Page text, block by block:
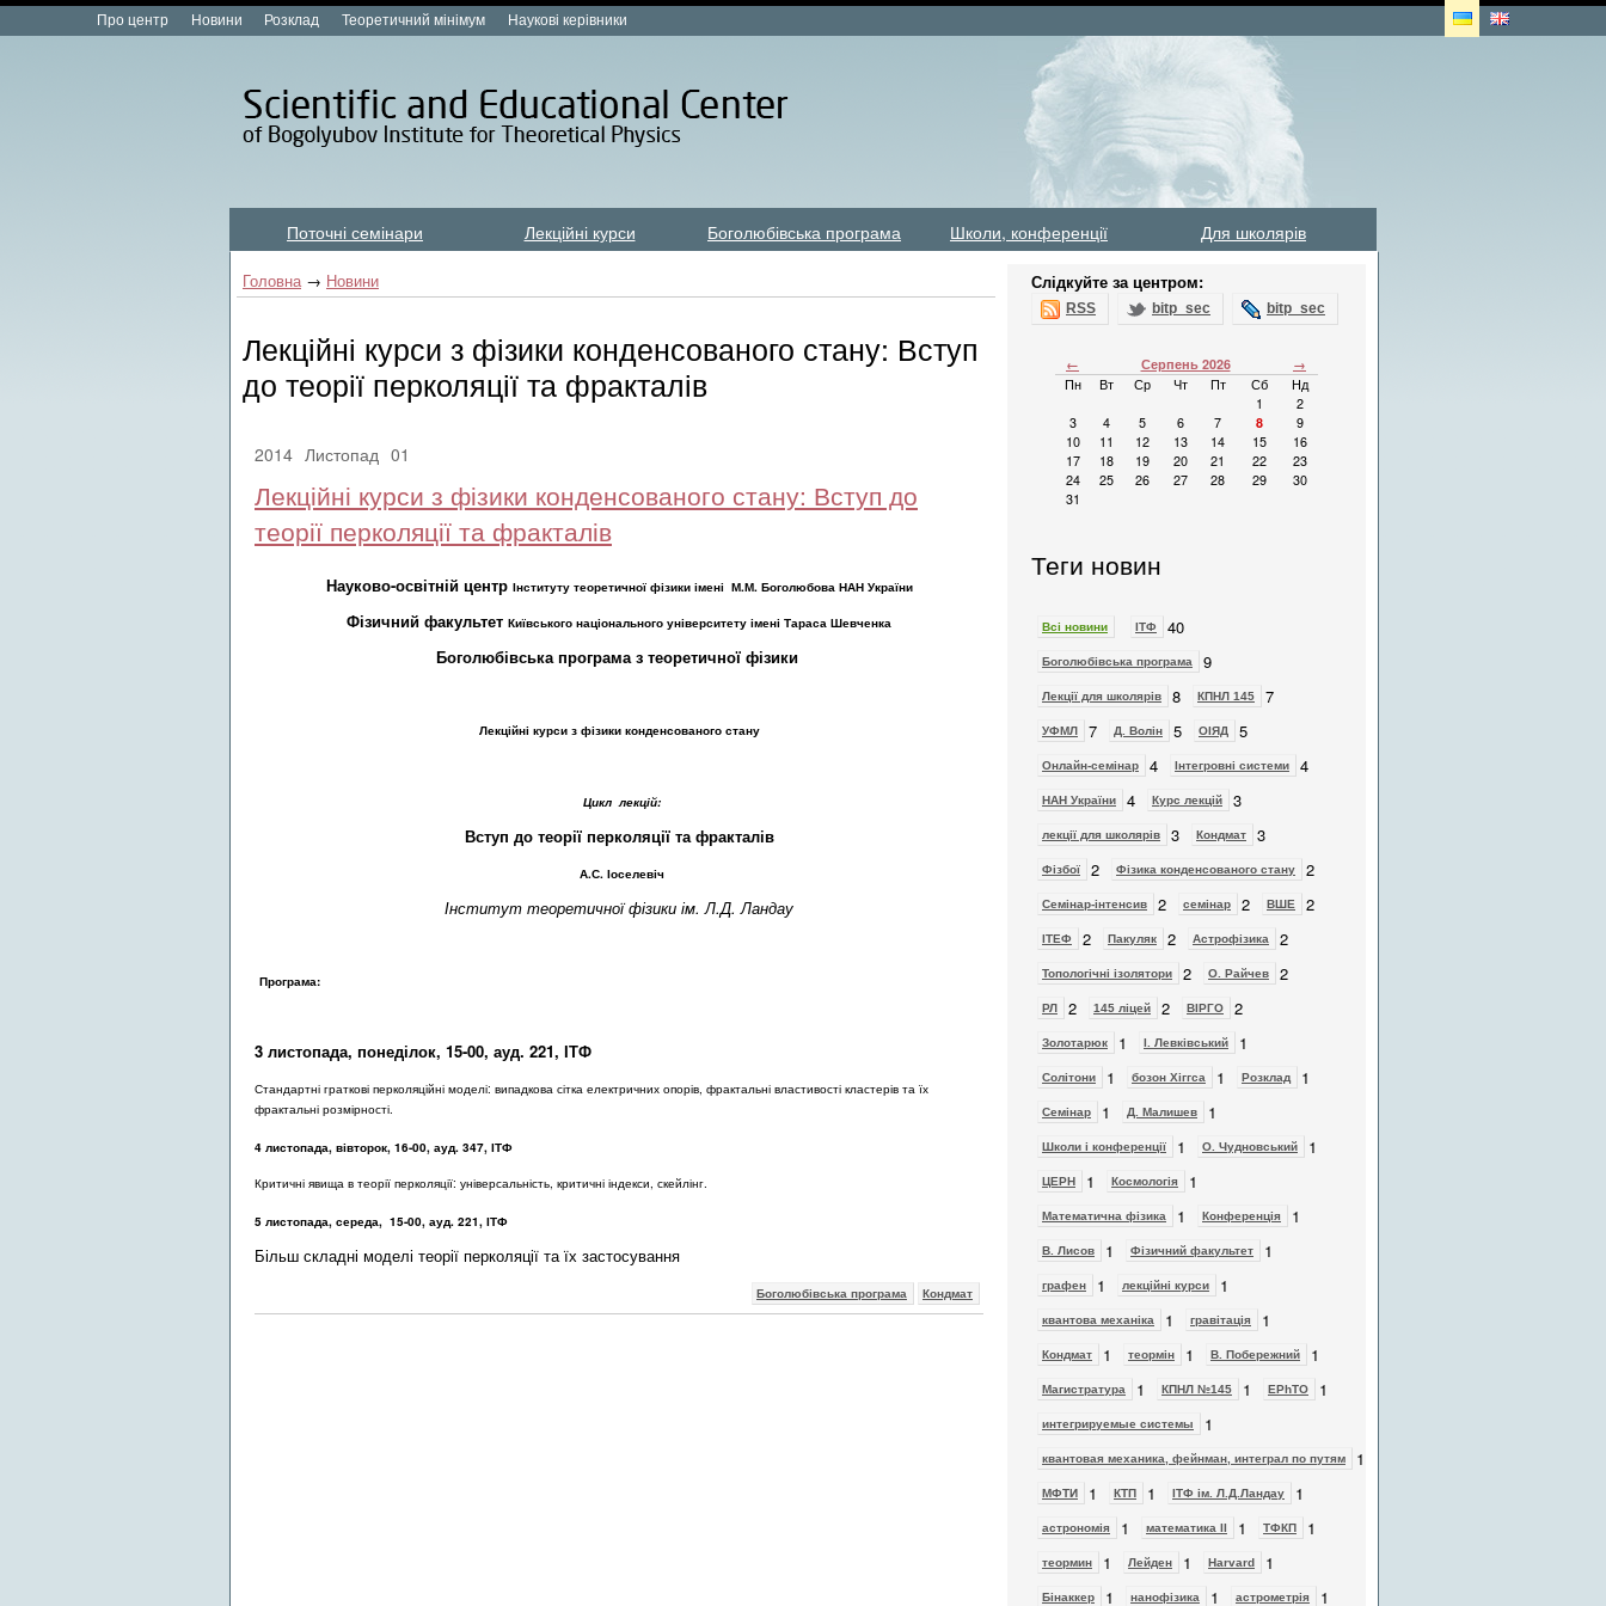
Про центр Новини Розклад Теоретичний мінімум Наукові керівники
Поточні семінари Лекційні курси Боголюбівська програма Школи, конференції
Для школярів
Головна→ Новини
Лекційні курси з фізики конденсованого стану: Вступ
до теорії перколяції та фракталів
2014 Листопад 01
Лекційні курси з фізики конденсованого стану: Вступ до
теорії перколяції та фракталів
Науково-освітній центр Інституту теоретичної фізики імені М.М. Боголюбова НАН України
Фізичний факультет Київського національного університету імені Тараса Шевченка
Боголюбівська програма з теоретичної фізики
Лекційні курси з фізики конденсованого стану
Цикл лекцій:
Вступ до теорії перколяції та фракталів
А.С. Іоселевіч
Інститут теоретичної фізики ім. Л.Д. Ландау
Програма:
3 листопада, понеділок, 15-00, ауд. 221, ІТФ
Стандартні граткові перколяційні моделі: випадкова сітка електричних опорів, фрактальні властивості кластерів та їх
фрактальні розмірності.
4 листопада, вівторок, 16-00, ауд. 347, ІТФ
Критичні явища в теорії перколяції: універсальність, критичні індекси, скейлінг.
5 листопада, середа, 15-00, ауд. 221, ІТФ
Більш складні моделі теорії перколяції та їх застосування
Боголюбівська програма Кондмат
Слідкуйте за центром:
RSS bitp_sec bitp_sec
← Серпень 2026
→
Пн
Вт Ср Чт Пт Сб
Нд
1
2
3
4 5 6 7 8
9
10
11 12 13 14 15
16
17
18 19 20 21 22
23
24
25 26 27 28 29
30
31
Теги новин
Всі новини ІТФ 40
Боголюбівська програма 9
Лекції для школярів 8 КПНЛ 145 7
УФМЛ 7 Д. Волін 5 ОІЯД 5
Онлайн-семінар 4 Інтегровні системи 4
НАН України 4 Курс лекцій 3
лекції для школярів 3 Кондмат 3
Фізбої 2 Фізика конденсованого стану 2
Семінар-інтенсив 2 семінар 2 ВШЕ 2
ІТЕФ 2 Пакуляк 2 Астрофізика 2
Топологічні ізолятори 2 О. Райчев 2
РЛ 2 145 ліцей 2 ВІРГО 2
Золотарюк 1 І. Левківський 1
Солітони 1 бозон Хіггса 1 Розклад 1
Семінар 1 Д. Малишев 1
Школи і конференції 1 О. Чудновський 1
ЦЕРН 1 Космологія 1
Математична фізика 1 Конференція 1
В. Лисов 1 Фізичний факультет 1
графен 1 лекційні курси 1
квантова механіка 1 гравітація 1
Кондмат 1 теормін 1 В. Побережний 1
Магистратура 1 КПНЛ №145 1 EPhTO 1
интегрируемые системы 1
квантовая механика, фейнман, интеграл по путям 1
МФТИ 1 КТП 1 ІТФ ім. Л.Д.Ландау 1
астрономія 1 математика ІІ 1 ТФКП 1
теормин 1 Лейден 1 Harvard 1
Бінаккер 1 нанофізика 1 астрометрія 1